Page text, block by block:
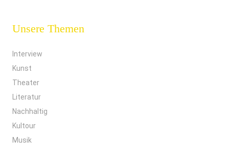
Unsere Themen
Interview
Kunst
Theater
Literatur
Nachhaltig
Kultour
Musik